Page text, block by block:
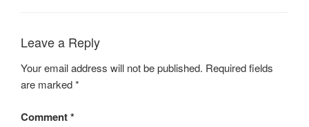
Leave a Reply
Your email address will not be published. Required fields
are marked*
Comment*